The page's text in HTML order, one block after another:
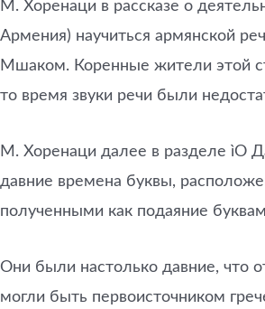
М. Хоренаци в рассказе о
Армения) научиться армянской
Мшаком. Коренные жители этой
то время звуки речи были
М. Хоренаци далее в разделе ìО
давние времена буквы,
полученными как подаяние
Они были настолько давние, что
могли быть первоисточником